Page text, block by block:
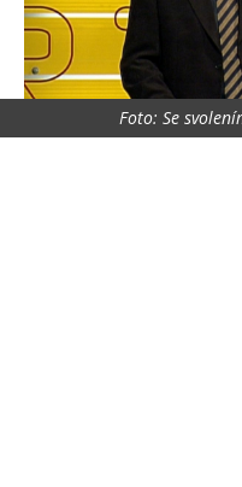
Foto: Se